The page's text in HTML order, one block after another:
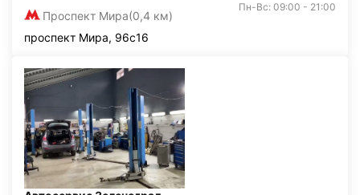
Проспект Мира(0,4 км)
Пн-Вс: 09:00 - 21:00
проспект Мира, 96с16